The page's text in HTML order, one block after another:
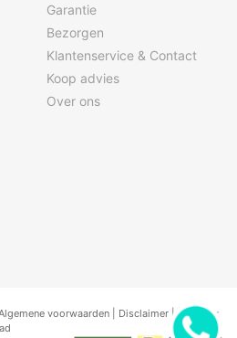
Garantie
Bezorgen
Klantenservice & Contact
Koop advies
Over ons
voorwaarden Disclaimer | |Privacy